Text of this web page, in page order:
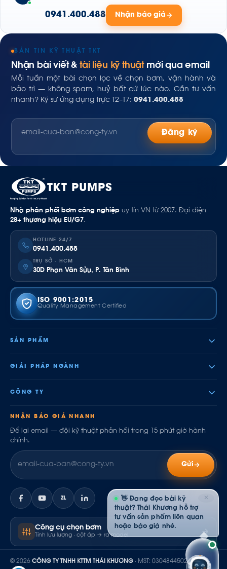
0941.400.488 Nhận báo giá
BẢN TIN KỸ THUẬT TKT
Nhận bài viết &tài liệu kỹ thuậtmới qua email
Mỗi tuần một bài chọn lọc về chọn bơm, vận hành và
bảo trì — không spam, huỷ bất cứ lúc nào. Cần tư vấn
nhanh? Kỹ sư ứng dụng trực T2–T7: 0941.400.488
Đăng ký
TKT PUMPS
Nhà phân phối bơm công nghiệp uy tín VN từ 2007. Đại diện
28+ thương hiệu EU/G7.
HOTLINE 24/7
0941.400.488
TRỤ SỞ · HCM
30D Phan Văn Sửu, P. Tân Bình
ISO 9001:2015
Quality Management Certified
SẢN PHẨM
GIẢI PHÁP NGÀNH
CÔNG TY
NHẬN BÁO GIÁ NHANH
Để lại email — đội kỹ thuật phản hồi trong 15 phút giờ hành
chính.
Gửi
ZL
Công cụ chọn bơm
Tính lưu lượng · cột áp → ra model
© 2026 CÔNG TY TNHH KTTM THÁI KHƯƠNG · MST: 0304844502
✕
👋 Đang đọc bài kỹ
thuật? Thái Khương hỗ trợ
tư vấn sản phẩm liên quan
hoặc báo giá nhé.